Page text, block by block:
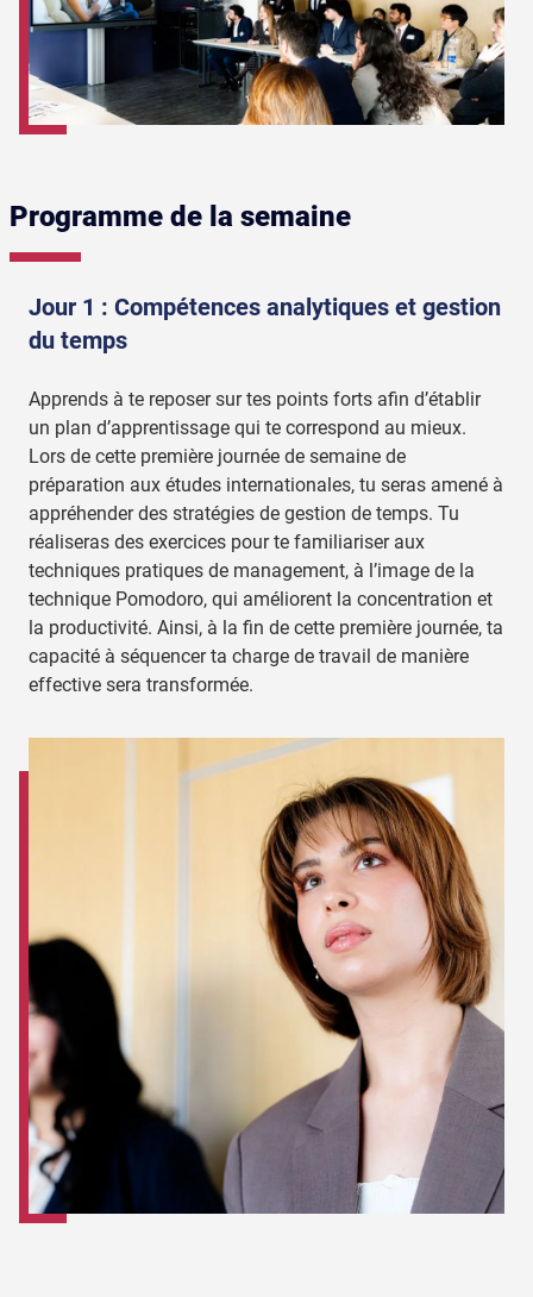
Programme de la semaine
Jour 1 : Compétences analytiques et gestion
du temps
Apprends à te reposer sur tes points forts afin d’établir
un plan d’apprentissage qui te correspond au mieux.
Lors de cette première journée de semaine de
préparation aux études internationales, tu seras amené à
appréhender des stratégies de gestion de temps. Tu
réaliseras des exercices pour te familiariser aux
techniques pratiques de management, à l’image de la
technique Pomodoro, qui améliorent la concentration et
la productivité. Ainsi, à la fin de cette première journée, ta
capacité à séquencer ta charge de travail de manière
effective sera transformée.